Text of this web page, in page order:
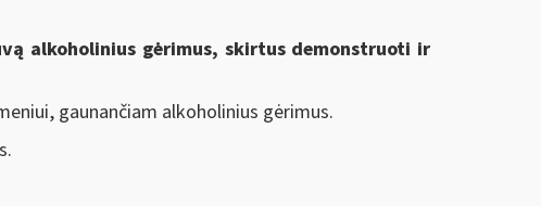
alkoholinius gėrimus, skirtus demonstruoti ir
gaunančiam alkoholinius gėrimus.